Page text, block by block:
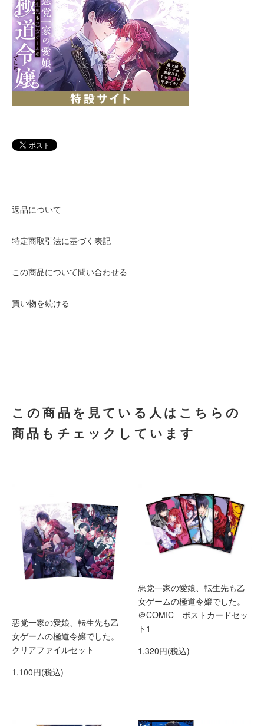
返品について
特定商取引法に基づく表記
この商品について問い合わせる
買い物を続ける
この商品を見ている人はこちらの
商品もチェックしています
悪党一家の愛娘、転生先も乙
女ゲームの極道令嬢でした。
クリアファイルセット
1,100円(税込)
悪党一家の愛娘、転生先も乙
女ゲームの極道令嬢でした。
＠COMIC ポストカードセッ
ト1
1,320円(税込)